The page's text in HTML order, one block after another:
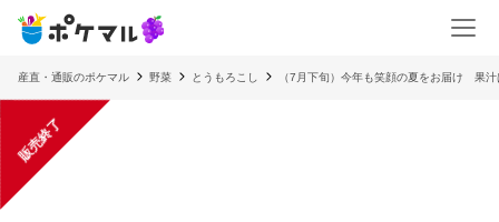
産直・通販のポケマル 野菜 とうもろこし （7月下旬）今年も笑顔の夏をお届け 果
販売終了